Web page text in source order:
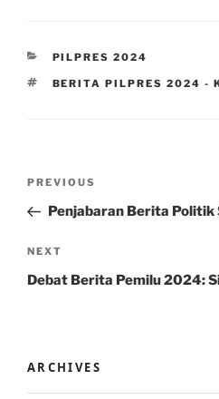
CATEGORIES
PILPRES 2024
TAGS
BERITA PILPRES 2024 -
Previous
Post
PREVIOUS
Penjabaran Berita Politik
Next
Post
NEXT
Debat Berita Pemilu 2024:
ARCHIVES